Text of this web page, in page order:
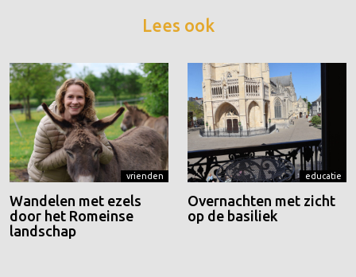
Lees ook
vrienden
Wandelen met ezels
door het Romeinse
landschap
educatie
Overnachten met zicht
op de basiliek